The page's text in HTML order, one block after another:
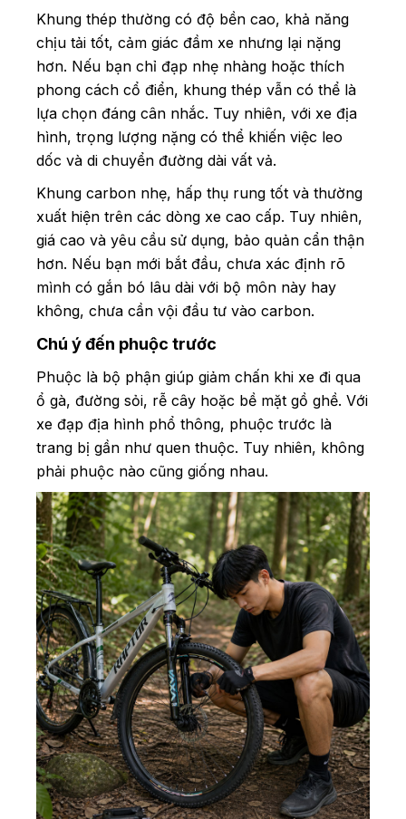
Khung thép thường có độ bền cao, khả năng
chịu tải tốt, cảm giác đầm xe nhưng lại nặng
hơn. Nếu bạn chỉ đạp nhẹ nhàng hoặc thích
phong cách cổ điển, khung thép vẫn có thể là
lựa chọn đáng cân nhắc. Tuy nhiên, với xe địa
hình, trọng lượng nặng có thể khiến việc leo
dốc và di chuyển đường dài vất vả.
Khung carbon nhẹ, hấp thụ rung tốt và thường
xuất hiện trên các dòng xe cao cấp. Tuy nhiên,
giá cao và yêu cầu sử dụng, bảo quản cẩn thận
hơn. Nếu bạn mới bắt đầu, chưa xác định rõ
mình có gắn bó lâu dài với bộ môn này hay
không, chưa cần vội đầu tư vào carbon.
Chú ý đến phuộc trước
Phuộc là bộ phận giúp giảm chấn khi xe đi qua
ổ gà, đường sỏi, rễ cây hoặc bề mặt gồ ghề. Với
xe đạp địa hình phổ thông, phuộc trước là
trang bị gần như quen thuộc. Tuy nhiên, không
phải phuộc nào cũng giống nhau.